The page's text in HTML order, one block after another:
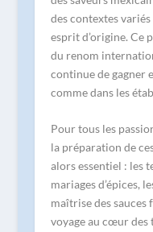
des contextes
esprit d’origine. Ce
du renom
continue de gagner
comme dans les
Pour tous les
la préparation de
alors essentiel : les
mariages d’épices,
maîtrise des
voyage au cœur des